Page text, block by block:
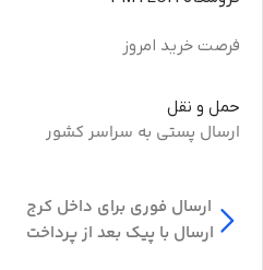
فرصت خرید امروز
حمل و نقل
ارسال پستی به سراسر کشور
ارسال فوری برای داخل کرج
ارسال با پیک بعد از پرداخت